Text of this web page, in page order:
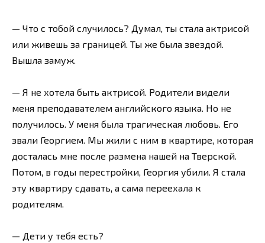
— Что с тобой случилось? Думал, ты стала актрисой
или живешь за границей. Ты же была звездой.
Вышла замуж.
— Я не хотела быть актрисой. Родители видели
меня преподавателем английского языка. Но не
получилось. У меня была трагическая любовь. Его
звали Георгием. Мы жили с ним в квартире, которая
досталась мне после размена нашей на Тверской.
Потом, в годы перестройки, Георгия убили. Я стала
эту квартиру сдавать, а сама переехала к
родителям.
— Дети у тебя есть?